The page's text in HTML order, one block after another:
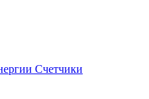
Счетчики